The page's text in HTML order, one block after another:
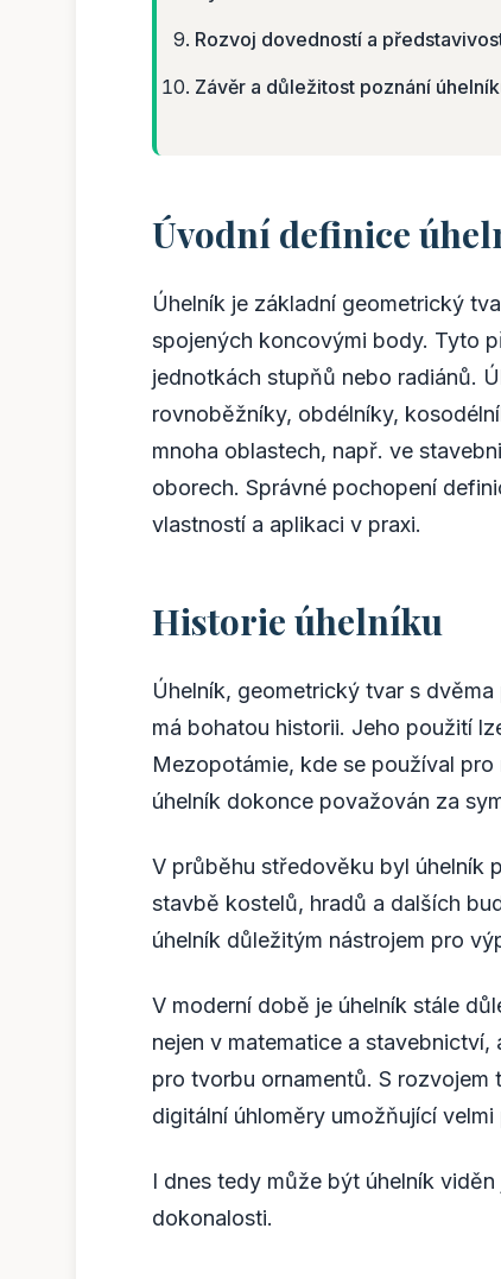
Rozvoj dovedností a
Závěr a důležitost poznání
Úvodní definice
Úhelník je základní geometrický
spojených koncovými body. Tyto
jednotkách stupňů nebo radiánů.
rovnoběžníky, obdélníky,
mnoha oblastech, např. ve
oborech. Správné pochopení
vlastností a aplikaci v praxi.
Historie úhelníku
Úhelník, geometrický tvar s
má bohatou historii. Jeho použití
Mezopotámie, kde se používal
úhelník dokonce považován za
V průběhu středověku byl úhelník
stavbě kostelů, hradů a dalších
úhelník důležitým nástrojem pro
V moderní době je úhelník stále
nejen v matematice a
pro tvorbu ornamentů. S
digitální úhloměry umožňující
I dnes tedy může být úhelník
dokonalosti.